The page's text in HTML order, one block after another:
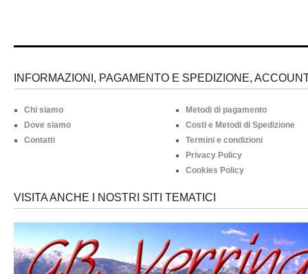
INFORMAZIONI, PAGAMENTO E SPEDIZIONE,
Chi siamo
Dove siamo
Contatti
Metodi di pagamento
Costi e Metodi di Spedizione
Termini e condizioni
Privacy Policy
Cookies Policy
VISITA ANCHE I NOSTRI SITI TEMATICI